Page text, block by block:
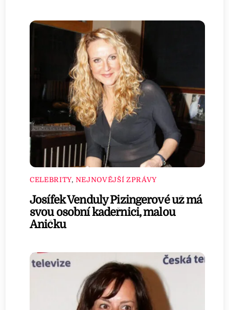
CELEBRITY, NEJNOVĚJŠÍ ZPRÁVY
Josífek Venduly Pizingerové už má
svou osobní kadeřnici, malou
Aničku